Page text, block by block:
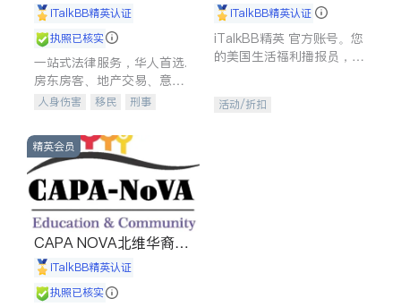
iTalkBB精英认证
执照已核实
一站式法律服务，华人首选.
房东房客、地产交易、意外
伤害、车祸重伤、商业诉
建筑合同、刑事案件全包办
人身伤害 移民
刑事
信托/遗嘱
商业
索赔
律师-其它 保释
iTalkBB精英认证
iTalkBB精英 官方账号。您
的美国生活福利播报员，精
专属福利。
活动/折扣
精英会员
CAPA NOVA北维华裔家
长会iTalkBB精英认证
执照已核实